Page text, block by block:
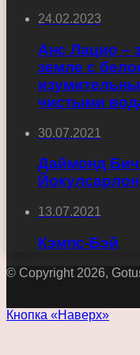
24.02.2023
Анс Лацио –
земле с
чистыми
30.07.2021
Даймонд
13.07.2021
Кэмпс-Бэй
© Copyright 2026,
Кнопка «Наверх»